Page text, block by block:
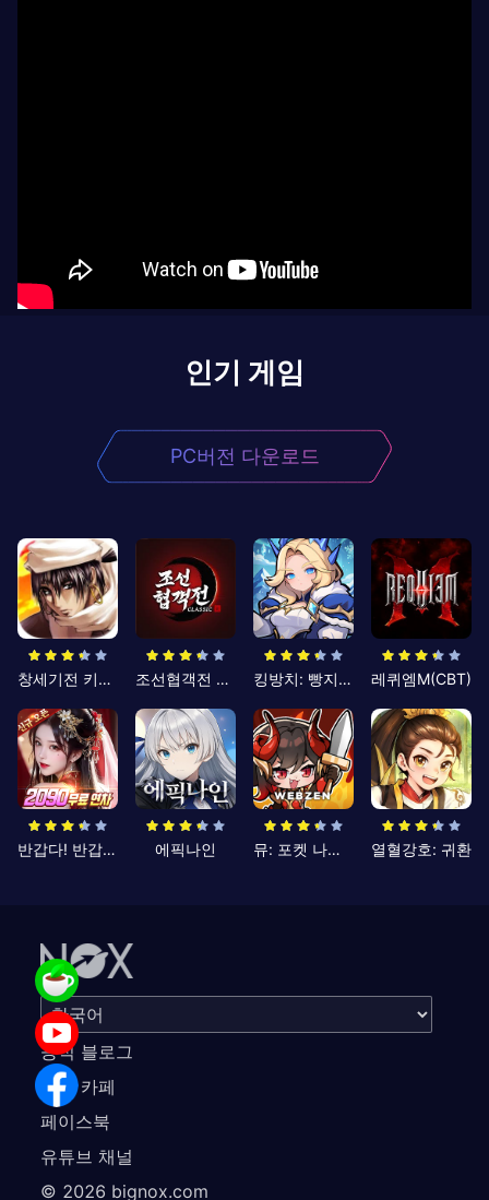
인기 게임
PC버전 다운로드
창세기전 키우기 조선협객전 클래식 킹방치: 빵지의 제왕 레퀴엠M(CBT)
반갑다! 반갑삼국지 에픽나인 뮤: 포켓 나이츠 열혈강호: 귀환
공식 블로그
공식 카페
페이스북
유튜브 채널
© 2026 bignox.com